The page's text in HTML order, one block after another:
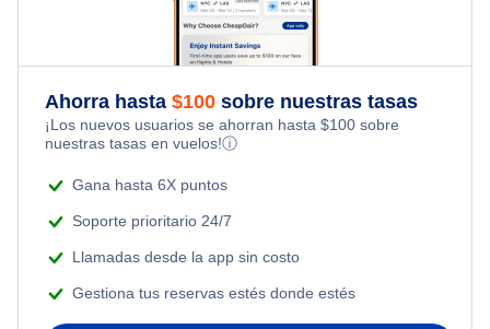
Flights Under $199
Flights from Toronto to Shanghai
Flights from Nueva York to Singapur
Flights from Nueva York to Tel Aviv
Flights from Nueva York to Estanbul
Flights from Nueva York to Mumbai
Adventure Vacations
Ahorra hasta $100 sobre nuestras tasas
¡Los nuevos usuarios se ahorran hasta $100 sobre
nuestras tasas en vuelos!ⓘ
Gana hasta 6X puntos
Soporte prioritario 24/7
Llamadas desde la app sin costo
Gestiona tus reservas estés donde estés